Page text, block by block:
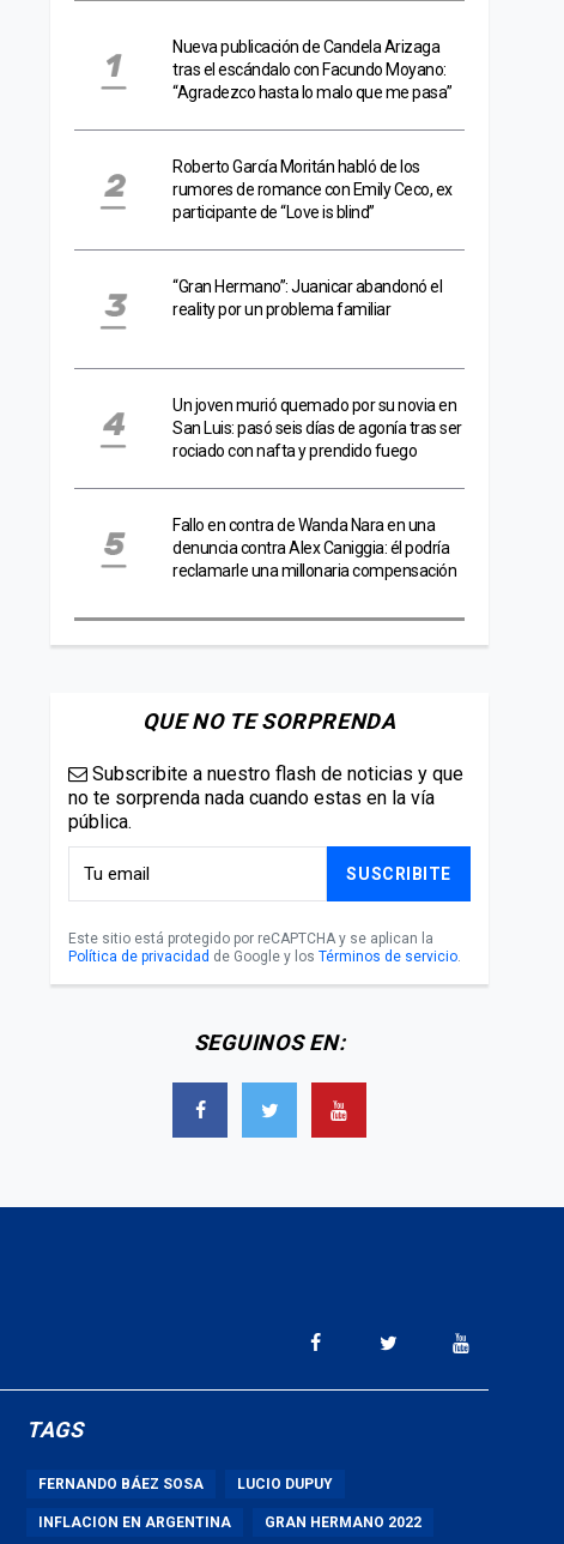
Nueva publicación de Candela Arizaga
tras el escándalo con Facundo Moyano:
“Agradezco hasta lo malo que me pasa”
Roberto García Moritán habló de los
rumores de romance con Emily Ceco, ex
participante de “Love is blind”
“Gran Hermano”: Juanicar abandonó el
reality por un problema familiar
Un joven murió quemado por su novia en
San Luis: pasó seis días de agonía tras ser
rociado con nafta y prendido fuego
Fallo en contra de Wanda Nara en una
denuncia contra Alex Caniggia: él podría
reclamarle una millonaria compensación
QUE NO TE SORPRENDA
Subscribite a nuestro flash de noticias y que
no te sorprenda nada cuando estas en la vía
pública.
SUSCRIBITE
Este sitio está protegido por reCAPTCHA y se aplican la
Política de privacidad de Google y los Términos de servicio.
SEGUINOS EN:
TAGS
FERNANDO BÁEZ SOSA LUCIO DUPUY
INFLACION EN ARGENTINA GRAN HERMANO 2022